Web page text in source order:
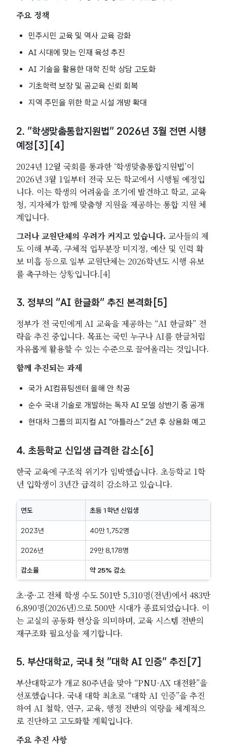
주요 정책
민주시민 교육 및 역사 교육 강화
AI 시대에 맞는 인재 육성 추진
AI 기술을 활용한 대학 진학 상담 고도화
기초학력 보장 및 공교육 신뢰 회복
지역 주민을 위한 학교 시설 개방 확대
2. “학생맞춤통합지원법” 2026년 3월 전면 시행
예정[3][4]
2024년 12월 국회를 통과한 ‘학생맞춤통합지원법’이
2026년 3월 1일부터 전국 모든 학교에서 시행될 예정입
니다. 이는 학생의 어려움을 조기에 발견하고 학교, 교육
청, 지자체가 함께 맞춤형 지원을 제공하는 통합 지원 체
계입니다.
그러나 교원단체의 우려가 커지고 있습니다. 교사들의 제
도 이해 부족, 구체적 업무분장 미지정, 예산 및 인력 확
보 미흡 등으로 일부 교원단체는 2026학년도 시행 유보
를 촉구하는 상황입니다.[4]
3. 정부의 “AI 한글화” 추진 본격화[5]
정부가 전 국민에게 AI 교육을 제공하는 “AI 한글화” 전
략을 추진 중입니다. 목표는 국민 누구나 AI를 한글처럼
자유롭게 활용할 수 있는 수준으로 끌어올리는 것입니다.
함께 추진되는 과제
국가 AI컴퓨팅센터 올해 안 착공
순수 국내 기술로 개발하는 독자 AI 모델 상반기 중 공개
현대차 그룹의 피지컬 AI “아틀라스” 2년 후 상용화 예고
4. 초등학교 신입생 급격한 감소[6]
한국 교육에 구조적 위기가 임박했습니다. 초등학교 1학
년 입학생이 3년간 급격히 감소하고 있습니다.
연도 초등 1학년 신입생
2023년 40만 1,752명
2026년 29만 8,178명
감소율 약 25% 감소
초·중·고 전체 학생 수도 501만 5,310명(전년)에서 483만
6,890명(2026년)으로 500만 시대가 종료되었습니다. 이
는 교실의 공동화 현상을 의미하며, 교육 시스템 전반의
재구조화 필요성을 제기합니다.
5. 부산대학교, 국내 첫 “대학 AI 인증” 추진[7]
부산대학교가 개교 80주년을 맞아 “PNU-AX 대전환”을
선포했습니다. 국내 대학 최초로 “대학 AI 인증”을 추진
하여 AI 철학, 연구, 교육, 행정 전반의 역량을 체계적으
로 진단하고 고도화할 계획입니다.
주요 추진 사항